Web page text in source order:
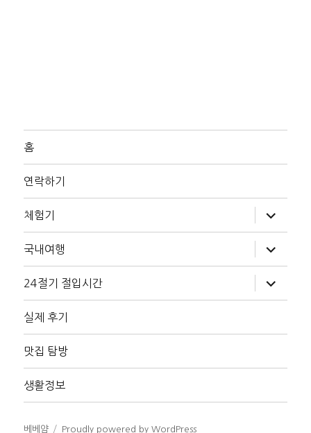
홈
연락하기
체험기
위
메
확
장
국내여행
위
메
확
장
24절기 절입시간
위
메
장
실제 후기
맛집 탐방
생활정보
베베얌 Proudly powered by WordPress